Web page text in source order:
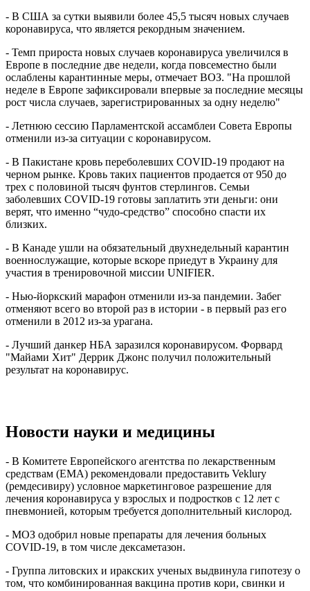
- В США за сутки выявили более 45,5 тысяч новых случаев
коронавируса, что является рекордным значением.
- Темп прироста новых случаев коронавируса увеличился в
Европе в последние две недели, когда повсеместно были
ослаблены карантинные меры, отмечает ВОЗ. "На прошлой
неделе в Европе зафиксировали впервые за последние месяцы
рост числа случаев, зарегистрированных за одну неделю"
- Летнюю сессию Парламентской ассамблеи Совета Европы
отменили из-за ситуации с коронавирусом.
- В Пакистане кровь переболевших COVID-19 продают на
черном рынке. Кровь таких пациентов продается от 950 до
трех с половиной тысяч фунтов стерлингов. Семьи
заболевших COVID-19 готовы заплатить эти деньги: они
верят, что именно “чудо-средство” способно спасти их
близких.
- В Канаде ушли на обязательный двухнедельный карантин
военнослужащие, которые вскоре приедут в Украину для
участия в тренировочной миссии UNIFIER.
- Нью-йоркский марафон отменили из-за пандемии. Забег
отменяют всего во второй раз в истории - в первый раз его
отменили в 2012 из-за урагана.
- Лучший данкер НБА заразился коронавирусом. Форвард
"Майами Хит" Деррик Джонс получил положительный
результат на коронавирус.
Новости науки и медицины
- В Комитете Европейского агентства по лекарственным
средствам (EMA) рекомендовали предоставить Veklury
(ремдесивиру) условное маркетинговое разрешение для
лечения коронавируса у взрослых и подростков с 12 лет с
пневмонией, которым требуется дополнительный кислород.
- МОЗ одобрил новые препараты для лечения больных
COVID-19, в том числе дексаметазон.
- Группа литовских и иракских ученых выдвинула гипотезу о
том, что комбинированная вакцина против кори, свинки и